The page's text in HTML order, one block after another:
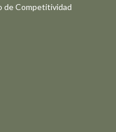
de Competitividad